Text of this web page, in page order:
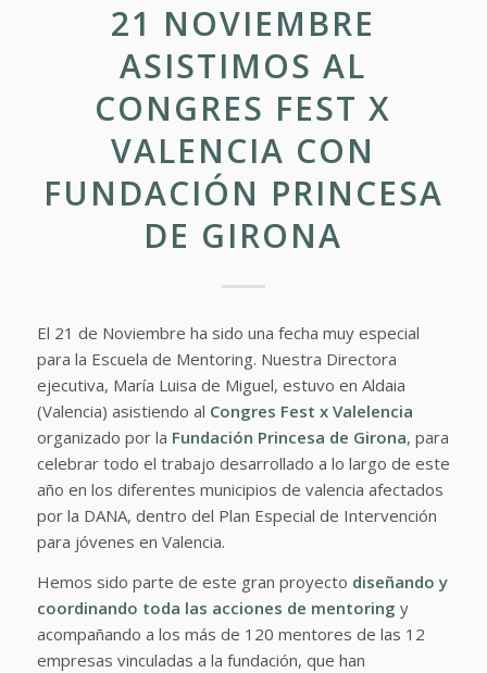
21 NOVIEMBRE
ASISTIMOS AL
CONGRES FEST X
VALENCIA CON
FUNDACIÓN PRINCESA
DE GIRONA
El 21 de Noviembre ha sido una fecha muy especial
para la Escuela de Mentoring. Nuestra Directora
ejecutiva, María Luisa de Miguel, estuvo en Aldaia
(Valencia) asistiendo al Congres Fest x Valelencia
organizado por la Fundación Princesa de Girona, para
celebrar todo el trabajo desarrollado a lo largo de este
año en los diferentes municipios de valencia afectados
por la DANA, dentro del Plan Especial de Intervención
para jóvenes en Valencia.
Hemos sido parte de este gran proyecto diseñando y
coordinando toda las acciones de mentoring y
acompañando a los más de 120 mentores de las 12
empresas vinculadas a la fundación, que han